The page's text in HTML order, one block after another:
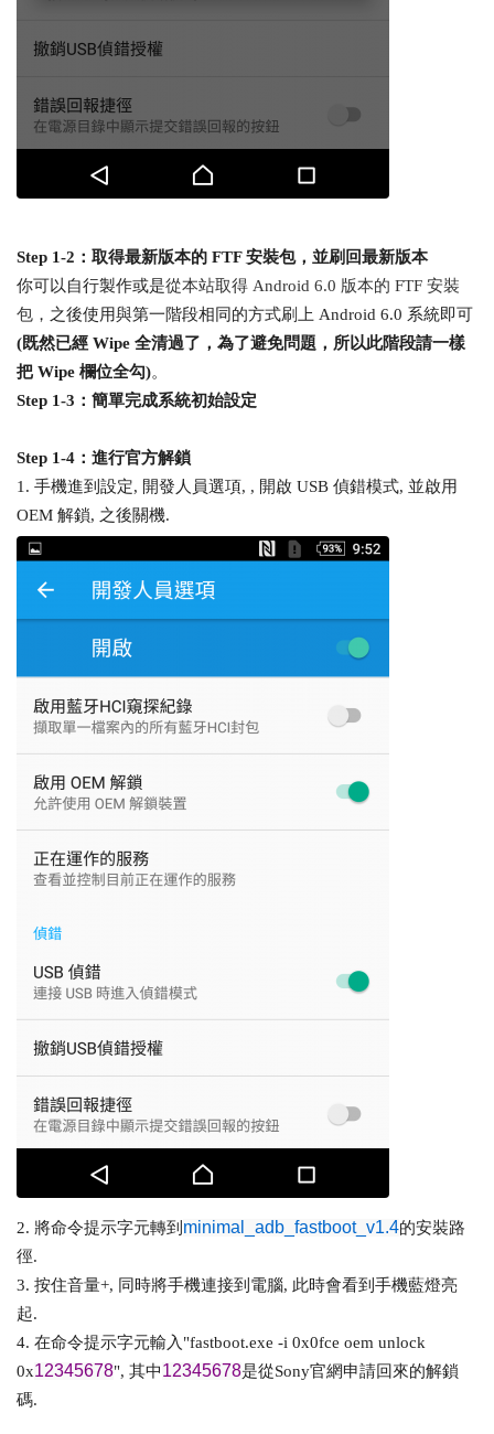
Step 1-2：取得最新版本的 FTF 安裝包，並刷回最新版本
你可以自行製作或是從本站取得 Android 6.0 版本的 FTF 安裝
包 ，之後使用與第一階段相同的方式刷上 Android 6.0 系統即可
(既然已經 Wipe 全清過了，為了避免問題，所以此階段請一樣
把 Wipe 欄位全勾)。
Step 1-3：簡單完成系統初始設定
Step 1-4：進行官方解鎖
1. 手機進到設定, 開發人員選項, , 開啟 USB 偵錯模式, 並啟用
OEM 解鎖, 之後關機.
2. 將命令提示字元轉到 minimal_adb_fastboot_v1.4的安裝路
徑.
3. 按住音量+, 同時將手機連接到電腦, 此時會看到手機藍燈亮
起.
4. 在命令提示字元輸入"fastboot.exe -i 0x0fce oem unlock
0x12345678", 其中12345678是從Sony官網申請回來的解鎖
碼.